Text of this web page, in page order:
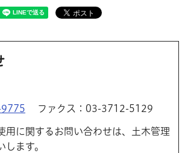
ファクス：03-3712-5129
用に関するお問い合わせは、土木管理
します。